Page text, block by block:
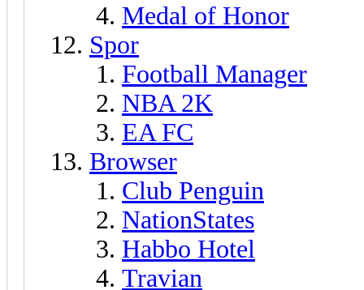
Medal of Honor
Spor
Football Manager
NBA 2K
EA FC
Browser
Club Penguin
NationStates
Habbo Hotel
Travian